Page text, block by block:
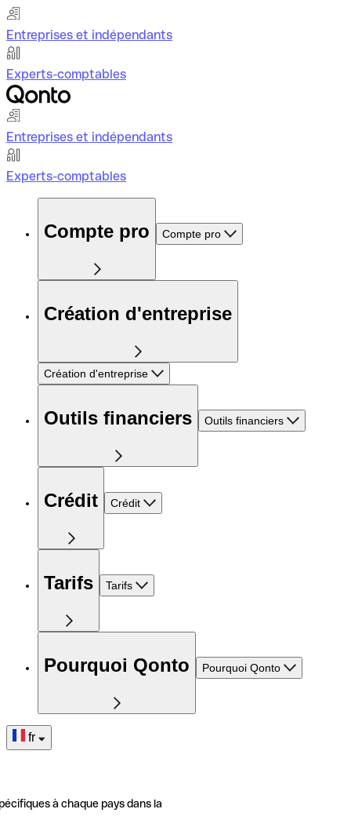
Entreprises et indépendants
Experts-comptables
Entreprises et indépendants
Experts-comptables
Compte pro Compte pro
Création d'entreprise
Création d'entreprise
Outils financiers Outils financiers
Crédit Crédit
Tarifs Tarifs
Pourquoi Qonto Pourquoi Qonto
fr
à chaque pays dans la